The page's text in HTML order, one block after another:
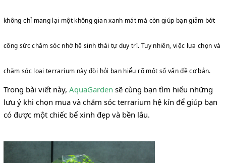
không chỉ mang lại một không gian xanh mát mà còn giúp bạn giảm bớt
công sức chăm sóc nhờ hệ sinh thái tự duy trì. Tuy nhiên, việc lựa chọn và
chăm sóc loại terrarium này đòi hỏi bạn hiểu rõ một số vấn đề cơ bản.
Trong bài viết này, AquaGarden sẽ cùng bạn tìm hiểu những
lưu ý khi chọn mua và chăm sóc terrarium hệ kín để giúp bạn
có được một chiếc bể xinh đẹp và bền lâu.